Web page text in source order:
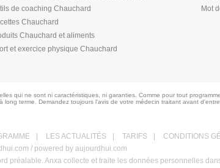
de coaching Chauchard
Chauchard
Chauchard et aliments
et exercice physique Chauchard
Mot
qui ne sont ni caractéristiques, ni garanties. Comme pour tout
terme. Demandez toujours l'avis de votre médecin traitant avant
| LES ACTUALITÉS | TARIFS | CONDITIONS
/ powered by aujourdhui.com
préalable. Anxa collecte et traite les données personnelles